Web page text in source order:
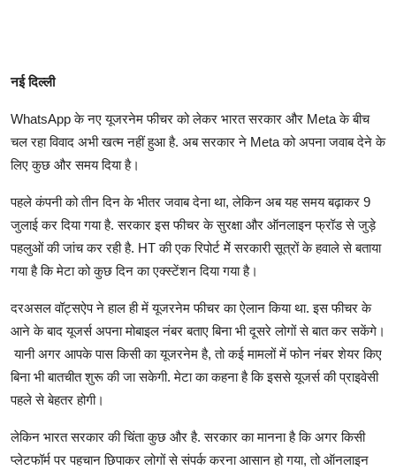
नई दिल्ली
WhatsApp के नए यूजरनेम फीचर को लेकर भारत सरकार और Meta के बीच
चल रहा विवाद अभी खत्म नहीं हुआ है. अब सरकार ने Meta को अपना जवाब देने के
लिए कुछ और समय दिया है।
पहले कंपनी को तीन दिन के भीतर जवाब देना था, लेकिन अब यह समय बढ़ाकर 9
जुलाई कर दिया गया है. सरकार इस फीचर के सुरक्षा और ऑनलाइन फ्रॉड से जुड़े
पहलुओं की जांच कर रही है. HT की एक रिपोर्ट मेें सरकारी सूत्रों के हवाले से बताया
गया है कि मेटा को कुछ दिन का एक्स्टेंशन दिया गया है।
दरअसल वॉट्सऐप ने हाल ही में यूजरनेम फीचर का ऐलान किया था. इस फीचर के
आने के बाद यूजर्स अपना मोबाइल नंबर बताए बिना भी दूसरे लोगों से बात कर सकेंगे।
यानी अगर आपके पास किसी का यूजरनेम है, तो कई मामलों में फोन नंबर शेयर किए
बिना भी बातचीत शुरू की जा सकेगी. मेटा का कहना है कि इससे यूजर्स की प्राइवेसी
पहले से बेहतर होगी।
लेकिन भारत सरकार की चिंता कुछ और है. सरकार का मानना है कि अगर किसी
प्लेटफॉर्म पर पहचान छिपाकर लोगों से संपर्क करना आसान हो गया, तो ऑनलाइन